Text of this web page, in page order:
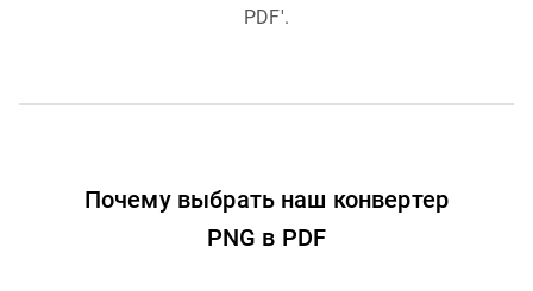
PDF'.
Почему выбрать наш конвертер
PNG в PDF